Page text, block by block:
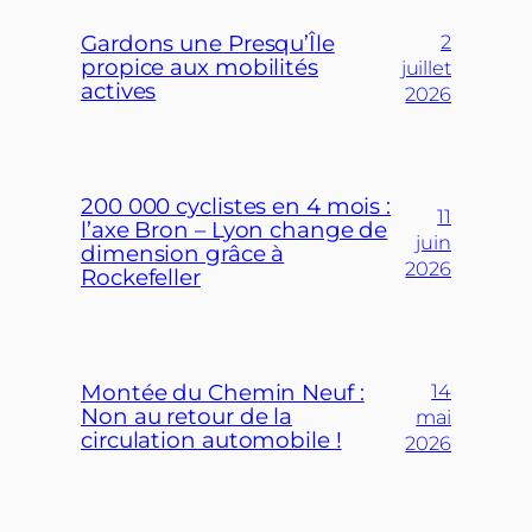
Gardons une Presqu’Île
propice aux mobilités
actives
2
juillet
2026
200 000 cyclistes en 4 mois :
l’axe Bron – Lyon change de
dimension grâce à
Rockefeller
11
juin
2026
Montée du Chemin Neuf :
Non au retour de la
circulation automobile !
14
mai
2026